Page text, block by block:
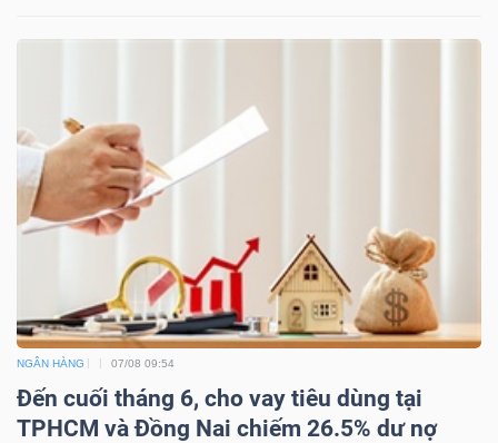
NGÂN HÀNG 07/08 09:54
Đến cuối tháng 6, cho vay tiêu dùng tại
TPHCM và Đồng Nai chiếm 26.5% dư nợ